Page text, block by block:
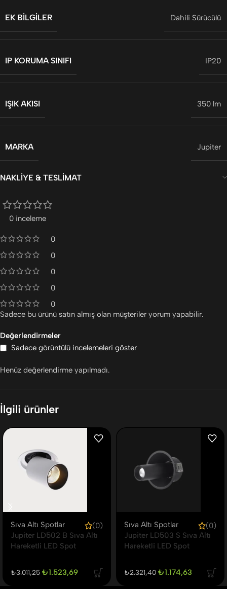
EK BILGILER Dahili Sürücülü
IP KORUMA SINIFI IP20
IŞIK AKISI 350 lm
MARKA Jupiter
NAKLIYE & TESLIMAT
0 inceleme
0
0
0
0
0
Değerlendirmeler
Sadece görüntülü incelemeleri göster
Henüz değerlendirme yapılmadı.
Sadece bu ürünü satın almış olan müşteriler yorum yapabilir.
İlgili ürünler
Sıva Altı Spotlar
(0)
Jupiter LD502 B Sıva Altı
Hareketli LED Spot
₺3.011,25 ₺1.523,69
Sıva Altı Spotlar
(0)
Jupiter LD503 S Sıva Altı
Hareketli LED Spot
₺2.321,40 ₺1.174,63